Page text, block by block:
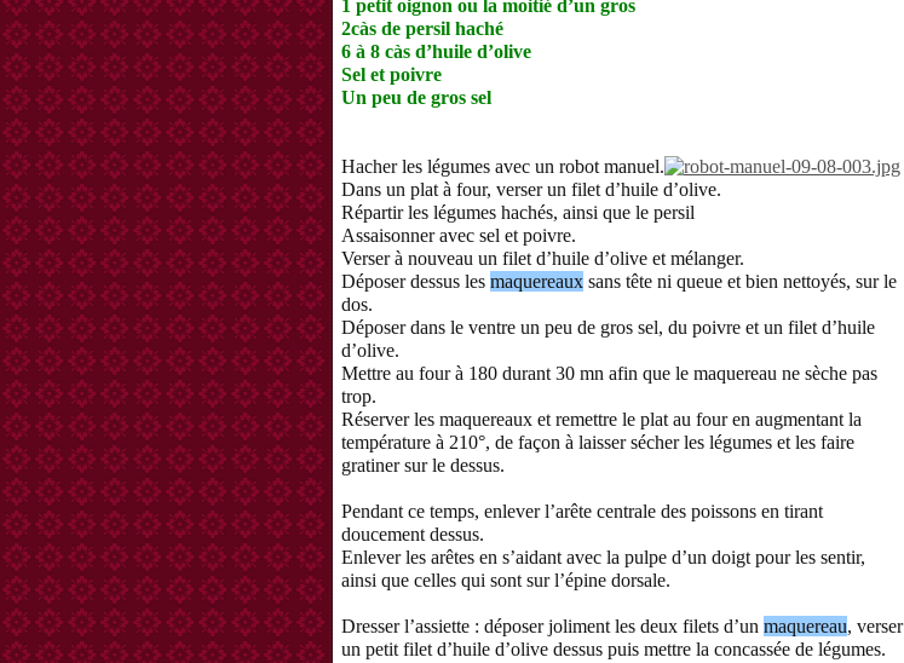
1 petit oignon ou la moitié d’un gros
2càs de persil haché
6 à 8 càs d’huile d’olive
Sel et poivre
Un peu de gros sel
Hacher les légumes avec un robot manuel.
Dans un plat à four, verser un filet d’huile d’olive.
Répartir les légumes hachés, ainsi que le persil
Assaisonner avec sel et poivre.
Verser à nouveau un filet d’huile d’olive et mélanger.
Déposer dessus les maquereaux sans tête ni queue et bien nettoyés, sur le
dos.
Déposer dans le ventre un peu de gros sel, du poivre et un filet d’huile
d’olive.
Mettre au four à 180 durant 30 mn afin que le maquereau ne sèche pas
trop.
Réserver les maquereaux et remettre le plat au four en augmentant la
température à 210°, de façon à laisser sécher les légumes et les faire
gratiner sur le dessus.
Pendant ce temps, enlever l’arête centrale des poissons en tirant
doucement dessus.
Enlever les arêtes en s’aidant avec la pulpe d’un doigt pour les sentir,
ainsi que celles qui sont sur l’épine dorsale.
Dresser l’assiette : déposer joliment les deux filets d’un maquereau, verser
un petit filet d’huile d’olive dessus puis mettre la concassée de légumes.